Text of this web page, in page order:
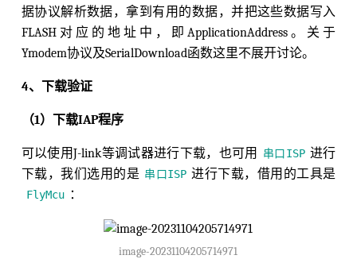
据协议解析数据，拿到有用的数据，并把这些数据写入
FLASH对应的地址中，即ApplicationAddress。关于
Ymodem协议及SerialDownload函数这里不展开讨论。
4、下载验证
（1）下载IAP程序
可以使用J-link等调试器进行下载，也可用 串口ISP 进行
下载，我们选用的是 串口ISP 进行下载，借用的工具是
FlyMcu ：
image-20231104205714971